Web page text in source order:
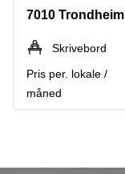
kontor
Coworking
Møterom
Fjordalléen
28 Oslo
7010 Trondheim
Skrivebord
Pris per. lokale /
måned